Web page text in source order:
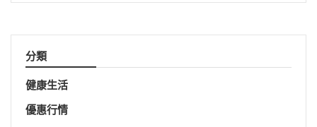
分類
健康生活
優惠行情